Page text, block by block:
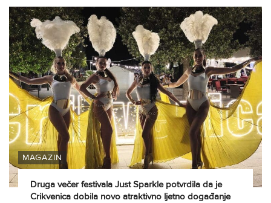
MAGAZIN
Druga večer festivala Just Sparkle potvrdila da je
Crikvenica dobila novo atraktivno ljetno događanje